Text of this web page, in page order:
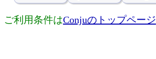
ご利用条件はConjuのトップページ